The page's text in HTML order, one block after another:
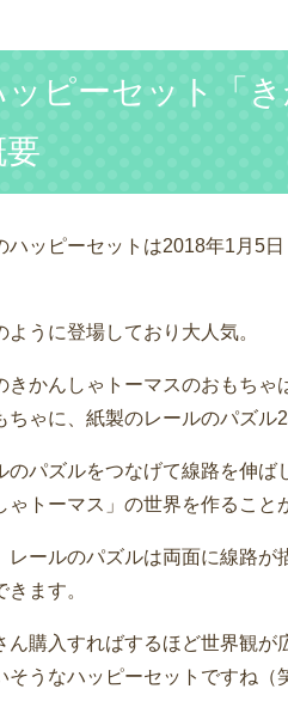
ッピーセット「
ハッピーセットは2018年1月5
ように登場しており大人気。
きかんしゃトーマスのおもちゃ
ちゃに、紙製のレールのパズル
のパズルをつなげて線路を伸
ゃトーマス」の世界を作ること
レールのパズルは両面に線路
きます。
ん購入すればするほど世界観が
そうなハッピーセットですね（